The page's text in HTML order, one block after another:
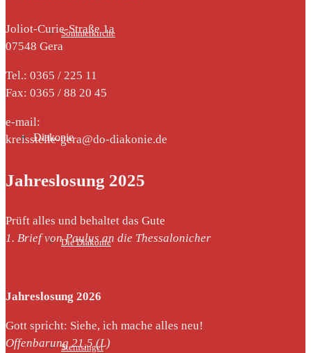
Sommerkirche
Diakonie
Die Diakonie
Sternsinger
Joliot-Curie-Straße 1a
07548 Gera
Tel.: 0365 / 225 11
Fax: 0365 / 88 20 45
e-mail:
kreisstelle-gera@do-diakonie.de
Jahreslosung 2025
Prüft alles und behaltet das Gute
1. Brief von Paulus an die Thessalonicher
Jahreslosung 2026
Gott spricht: Siehe, ich mache alles neu!
Offenbarung 21,5 (L)